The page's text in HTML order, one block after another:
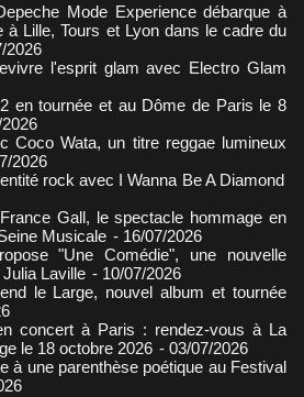
Mode Experience débarque à
à Lille, Tours et Lyon dans le cadre du
2026
l'esprit glam avec Electro Glam
en tournée et au Dôme de Paris le 8
Coco Wata, un titre reggae lumineux
2026
rock avec I Wanna Be A Diamond
Gall, le spectacle hommage en
Musicale - 16/07/2026
"Une Comédie", une nouvelle
Laville - 10/07/2026
le Large, nouvel album et tournée
concert à Paris : rendez-vous à La
le 18 octobre 2026 - 03/07/2026
à une parenthèse poétique au Festival